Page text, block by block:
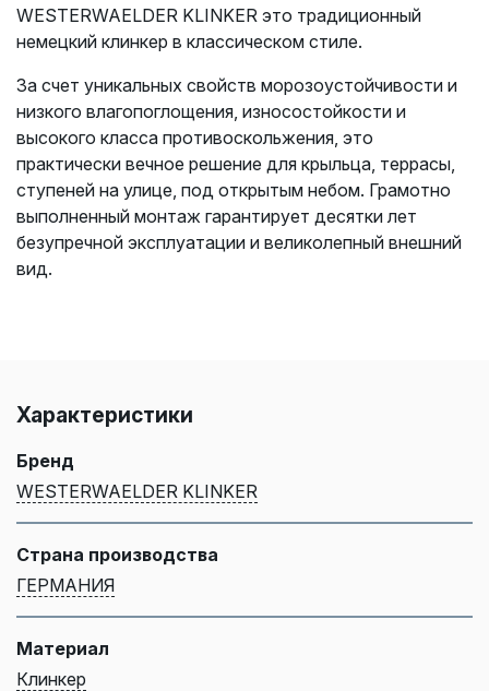
WESTERWAELDER KLINKER это традиционный
немецкий клинкер в классическом стиле.
За счет уникальных свойств морозоустойчивости и
низкого влагопоглощения, износостойкости и
высокого класса противоскольжения, это
практически вечное решение для крыльца, террасы,
ступеней на улице, под открытым небом. Грамотно
выполненный монтаж гарантирует десятки лет
безупречной эксплуатации и великолепный внешний
вид.
Характеристики
Бренд
WESTERWAELDER KLINKER
Страна производства
ГЕРМАНИЯ
Материал
Клинкер